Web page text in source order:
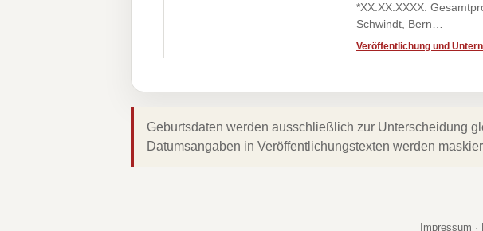
*XX.XX.XXXX.
Schwindt, Bern…
Veröffentlichung und
Geburtsdaten werden ausschließlich zur Unterscheidung
Datumsangaben in Veröffentlichungstexten werden
Impressum ·